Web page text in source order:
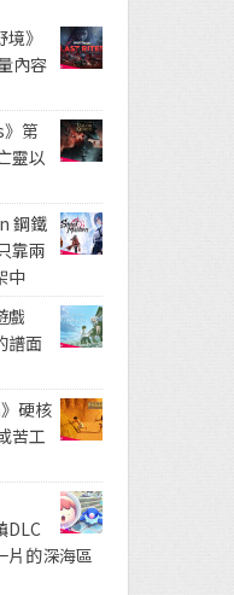
》
內容
第
靈以
鋼鐵
靠兩
中
戲
譜面
硬核
苦工
DLC
片的深海區